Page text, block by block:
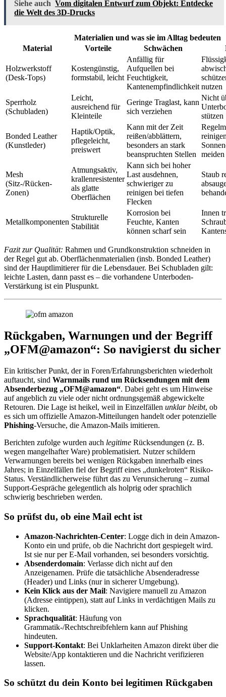
Siehe auch Vom digitalen Entwurf zum Objekt: Entdecke
die Welt des 3D-Drucks
Materialien und was sie im Alltag bedeuten
Material
Vorteile Schwächen
Holzwerkstoff
(Desk-Tops)
Kostengünstig,
formstabil, leicht
Anfällig für
Aufquellen bei
Feuchtigkeit,
Kantenempfindlichkeit nutzen
Sperrholz
(Schubladen)
Leicht,
ausreichend für
Kleinteile
Geringe Traglast, kann
sich verziehen
Nicht
stützen
Bonded Leather
(Kunstleder)
Haptik/Optik,
pflegeleicht,
preiswert
Kann mit der Zeit
reißen/abblättern,
besonders an stark
beanspruchten Stellen
meiden
Mesh
(Sitz-/Rücken-
Zonen)
Atmungsaktiv,
krallenresistenter
als glatte
Oberflächen
Kann sich bei hoher
Last ausdehnen,
schwieriger zu
reinigen bei tiefen
Flecken
Staub
Metallkomponenten
Strukturelle
Stabilität
Korrosion bei
Feuchte, Kanten
können scharf sein
Innen
Fazit zur Qualität: Rahmen und Grundkonstruktion schneiden in
der Regel gut ab. Oberflächenmaterialien (insb. Bonded Leather)
sind der Hauptlimitierer für die Lebensdauer. Bei Schubladen gilt:
leichte Lasten, dann passt es – die vorhandene Unterboden-
Verstärkung ist ein Pluspunkt.
Rückgaben, Warnungen und der Begriff
„OFM@amazon“: So navigierst du sicher
Ein kritischer Punkt, der in Foren/Erfahrungsberichten wiederholt
auftaucht, sind Warnmails rund um Rücksendungen mit dem
Absenderbezug „OFM@amazon“. Dabei geht es um Hinweise
auf angeblich zu viele oder nicht ordnungsgemäß abgewickelte
Retouren. Die Lage ist heikel, weil in Einzelfällen unklar bleibt, ob
es sich um offizielle Amazon-Mitteilungen handelt oder potenzielle
Phishing-Versuche, die Amazon-Mails imitieren.
Berichten zufolge wurden auch legitime Rücksendungen (z. B.
wegen mangelhafter Ware) problematisiert. Nutzer schildern
Verwarnungen bereits bei wenigen Rückgaben innerhalb eines
Jahres; in Einzelfällen fiel der Begriff eines „dunkelroten“ Risiko-
Status. Verständlicherweise führt das zu Verunsicherung – zumal
Support-Gespräche gelegentlich als holprig oder sprachlich
schwierig beschrieben werden.
So prüfst du, ob eine Mail echt ist
Amazon-Nachrichten-Center: Logge dich in dein Amazon-
Konto ein und prüfe, ob die Nachricht dort gespiegelt wird.
Ist sie nur per E-Mail vorhanden, sei besonders vorsichtig.
Absenderdomain: Verlasse dich nicht auf den
Anzeigenamen. Prüfe die tatsächliche Absenderadresse
(Header) und Links (nur in sicherer Umgebung).
Kein Klick aus der Mail: Navigiere manuell zu Amazon
(Adresse eintippen), statt auf Links in verdächtigen Mails zu
klicken.
Sprachqualität: Häufung von
Grammatik-/Rechtschreibfehlern kann auf Phishing
hindeuten.
Support-Kontakt: Bei Unklarheiten Amazon direkt über die
Website/App kontaktieren und die Nachricht verifizieren
lassen.
So schützt du dein Konto bei legitimen Rückgaben